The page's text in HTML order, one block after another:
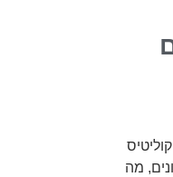
וקוליטיס
מה